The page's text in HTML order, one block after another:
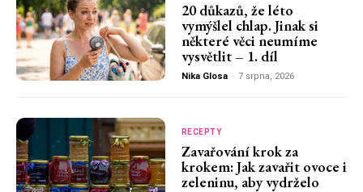
20 důkazů, že léto
vymýšlel chlap. Jinak si
některé věci neumíme
vysvětlit – 1. díl
Nika Glosa - 7 srpna, 2026
RECEPTY
Zavařování krok za
krokem: Jak zavařit ovoce i
zeleninu, aby vydrželo